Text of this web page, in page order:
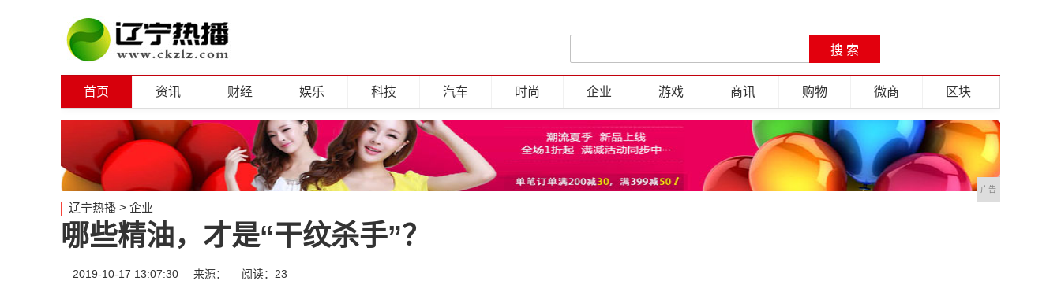
首页 资讯 财经 娱乐 科技 汽车 时尚 企业 游戏 商讯 购物 微商 区块
广告
辽宁热播 > 企业
哪些精油，才是“干纹杀手”？
2019-10-17 13:07:30 来源： 阅读：23